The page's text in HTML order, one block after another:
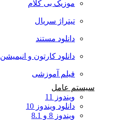
موزیک بی کلام
تیتراژ سریال
دانلود مستند
دانلود کارتون و انیمیشن
فیلم آموزشی
سیستم عامل
ویندوز 11
دانلود ویندوز 10
ویندوز 8 و 8.1